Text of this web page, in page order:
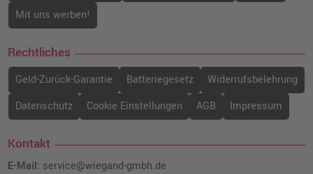
Mit uns werben!
Rechtliches
Geld-Zurück-Garantie Batteriegesetz
Widerrufsbelehrung
Datenschutz
Cookie Einstellungen AGB Impressum
Kontakt
E-Mail: service@wiegand-gmbh.de